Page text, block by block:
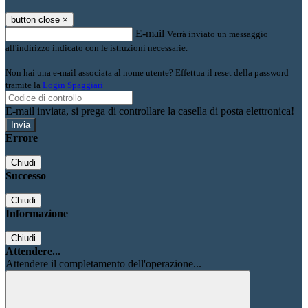
button close ×
E-mail Verrà inviato un messaggio
all'indirizzo indicato con le istruzioni necessarie.
Non hai una e-mail associata al nome utente? Effettua il reset della password
tramite la Login Spaggiari
E-mail inviata, si prega di controllare la casella di posta elettronica!
Errore
Chiudi
Successo
Chiudi
Informazione
Chiudi
Attendere...
Attendere il completamento dell'operazione...